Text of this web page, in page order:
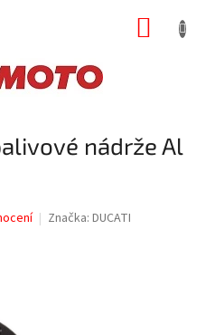
nádrže Al
Značka: DUCATI